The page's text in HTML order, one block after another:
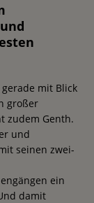
mit Blick
großer
zudem Genth.
und
seinen zwei-
ein
damit